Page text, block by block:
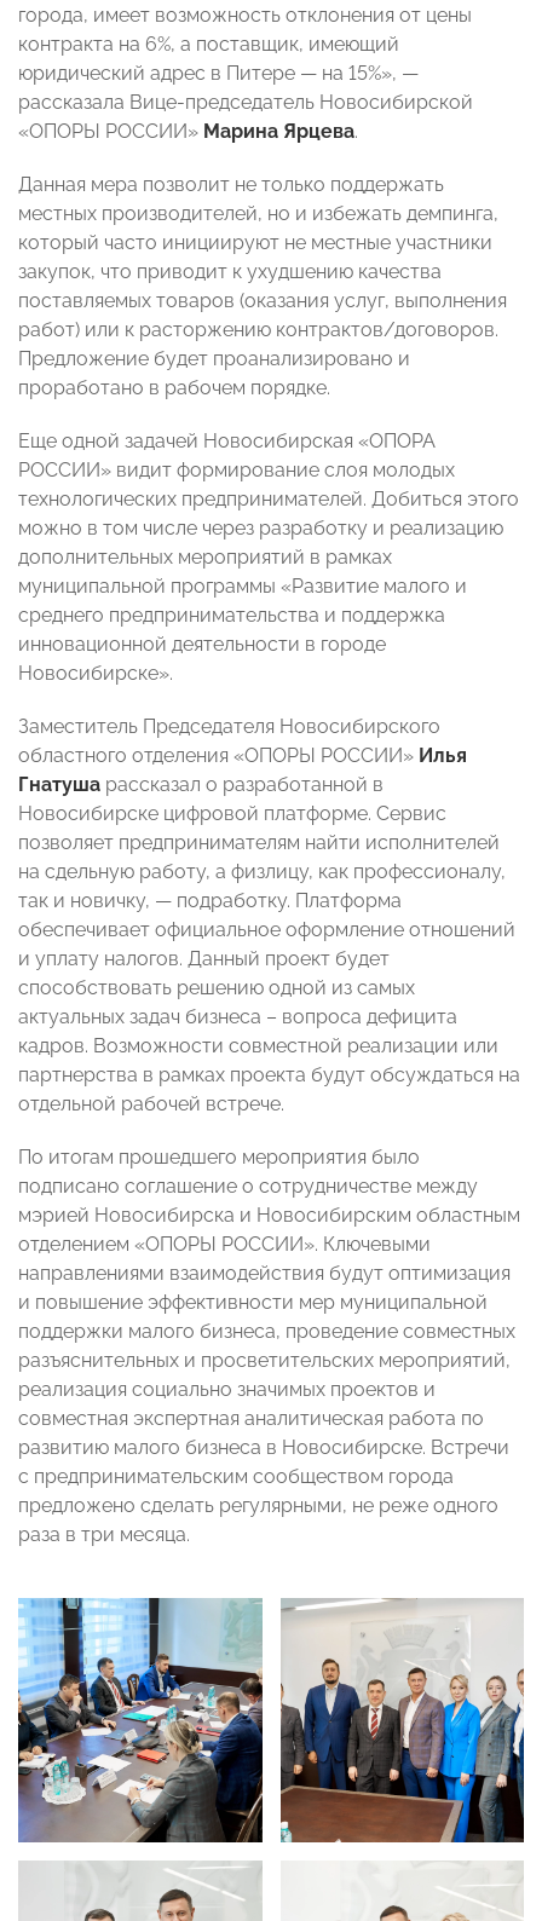
города, имеет возможность отклонения от цены
контракта на 6%, а поставщик, имеющий
юридический адрес в Питере — на 15%», —
рассказала Вице-председатель Новосибирской
«ОПОРЫ РОССИИ» Марина Ярцева.
Данная мера позволит не только поддержать
местных производителей, но и избежать демпинга,
который часто инициируют не местные участники
закупок, что приводит к ухудшению качества
поставляемых товаров (оказания услуг, выполнения
работ) или к расторжению контрактов/договоров.
Предложение будет проанализировано и
проработано в рабочем порядке.
Еще одной задачей Новосибирская «ОПОРА
РОССИИ» видит формирование слоя молодых
технологических предпринимателей. Добиться этого
можно в том числе через разработку и реализацию
дополнительных мероприятий в рамках
муниципальной программы «Развитие малого и
среднего предпринимательства и поддержка
инновационной деятельности в городе
Новосибирске».
Заместитель Председателя Новосибирского
областного отделения «ОПОРЫ РОССИИ» Илья
Гнатуша рассказал о разработанной в
Новосибирске цифровой платформе. Сервис
позволяет предпринимателям найти исполнителей
на сдельную работу, а физлицу, как профессионалу,
так и новичку, — подработку. Платформа
обеспечивает официальное оформление отношений
и уплату налогов. Данный проект будет
способствовать решению одной из самых
актуальных задач бизнеса – вопроса дефицита
кадров. Возможности совместной реализации или
партнерства в рамках проекта будут обсуждаться на
отдельной рабочей встрече.
По итогам прошедшего мероприятия было
подписано соглашение о сотрудничестве между
мэрией Новосибирска и Новосибирским областным
отделением «ОПОРЫ РОССИИ». Ключевыми
направлениями взаимодействия будут оптимизация
и повышение эффективности мер муниципальной
поддержки малого бизнеса, проведение совместных
разъяснительных и просветительских мероприятий,
реализация социально значимых проектов и
совместная экспертная аналитическая работа по
развитию малого бизнеса в Новосибирске. Встречи
с предпринимательским сообществом города
предложено сделать регулярными, не реже одного
раза в три месяца.